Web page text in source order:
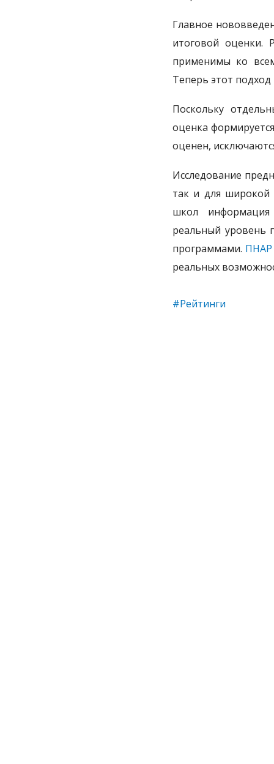
Главное
итоговой оценки.
применимы ко
Теперь этот
Поскольку
оценка
оценен,
Исследование
так и для широкой
школ информация
реальный уровень
программами. ПНАР
реальных
#Рейтинги